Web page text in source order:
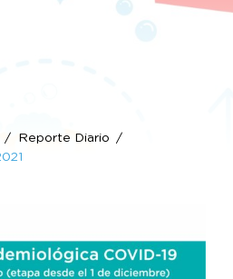
Reporte Diario